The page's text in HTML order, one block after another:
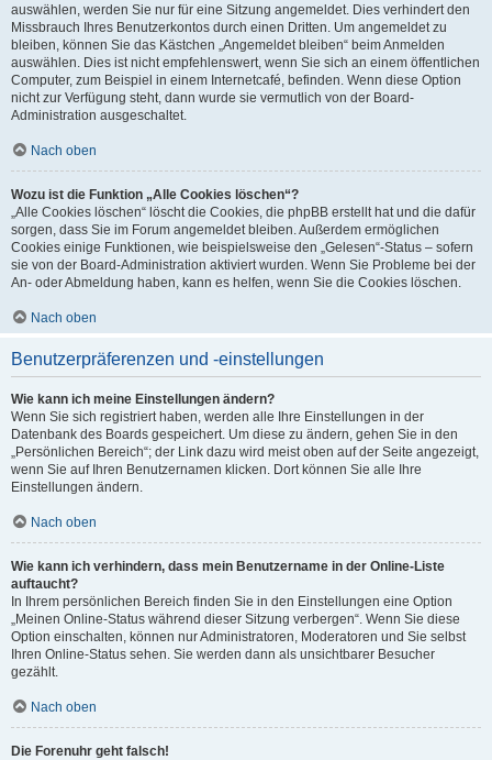
auswählen, werden Sie nur für eine Sitzung angemeldet. Dies verhindert den
Missbrauch Ihres Benutzerkontos durch einen Dritten. Um angemeldet zu
bleiben, können Sie das Kästchen „Angemeldet bleiben“ beim Anmelden
auswählen. Dies ist nicht empfehlenswert, wenn Sie sich an einem öffentlichen
Computer, zum Beispiel in einem Internetcafé, befinden. Wenn diese Option
nicht zur Verfügung steht, dann wurde sie vermutlich von der Board-
Administration ausgeschaltet.
Nach oben
Wozu ist die Funktion „Alle Cookies löschen“?
„Alle Cookies löschen“ löscht die Cookies, die phpBB erstellt hat und die dafür
sorgen, dass Sie im Forum angemeldet bleiben. Außerdem ermöglichen
Cookies einige Funktionen, wie beispielsweise den „Gelesen“-Status – sofern
sie von der Board-Administration aktiviert wurden. Wenn Sie Probleme bei der
An- oder Abmeldung haben, kann es helfen, wenn Sie die Cookies löschen.
Nach oben
Benutzerpräferenzen und -einstellungen
Wie kann ich meine Einstellungen ändern?
Wenn Sie sich registriert haben, werden alle Ihre Einstellungen in der
Datenbank des Boards gespeichert. Um diese zu ändern, gehen Sie in den
„Persönlichen Bereich“; der Link dazu wird meist oben auf der Seite angezeigt,
wenn Sie auf Ihren Benutzernamen klicken. Dort können Sie alle Ihre
Einstellungen ändern.
Nach oben
Wie kann ich verhindern, dass mein Benutzername in der Online-Liste
auftaucht?
In Ihrem persönlichen Bereich finden Sie in den Einstellungen eine Option
„Meinen Online-Status während dieser Sitzung verbergen“. Wenn Sie diese
Option einschalten, können nur Administratoren, Moderatoren und Sie selbst
Ihren Online-Status sehen. Sie werden dann als unsichtbarer Besucher
gezählt.
Nach oben
Die Forenuhr geht falsch!